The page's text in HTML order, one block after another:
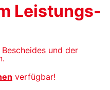
Leistungs-
und der
verfügbar!